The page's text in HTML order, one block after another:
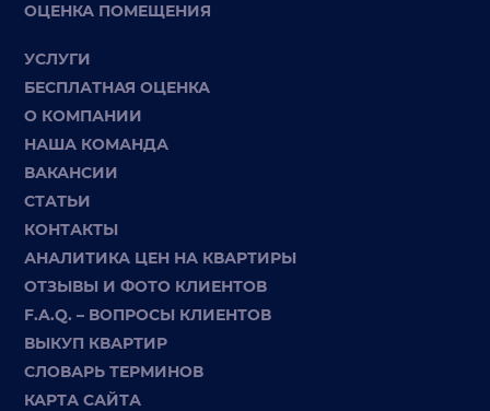
ОЦЕНКА ПОМЕЩЕНИЯ
УСЛУГИ
БЕСПЛАТНАЯ ОЦЕНКА
О КОМПАНИИ
НАША КОМАНДА
ВАКАНСИИ
СТАТЬИ
КОНТАКТЫ
АНАЛИТИКА ЦЕН НА КВАРТИРЫ
ОТЗЫВЫ И ФОТО КЛИЕНТОВ
F.A.Q. – ВОПРОСЫ КЛИЕНТОВ
ВЫКУП КВАРТИР
СЛОВАРЬ ТЕРМИНОВ
КАРТА САЙТА